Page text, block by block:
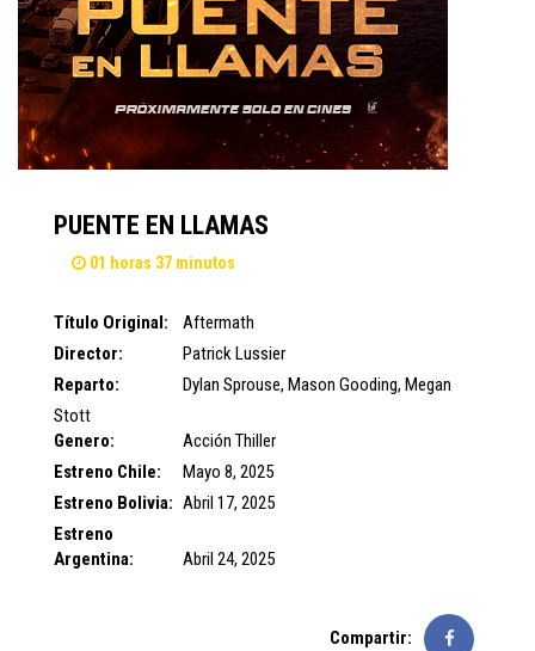
PUENTE EN LLAMAS
01 horas 37 minutos
Título Original:
Aftermath
Director:
Patrick Lussier
Reparto:
Dylan Sprouse, Mason Gooding, Megan
Stott
Genero:
Acción Thiller
Estreno Chile:
Mayo 8, 2025
Estreno Bolivia: Abril 17, 2025
Estreno
Argentina:
Abril 24, 2025
Compartir: